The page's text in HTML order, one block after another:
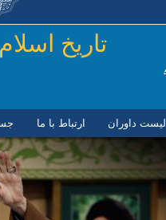
تاريخ
لیست داوران ارتباط با ما